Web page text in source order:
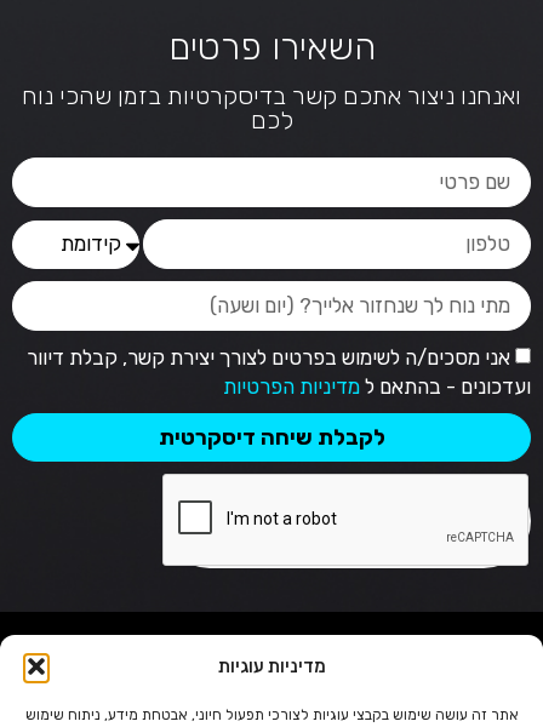
מדיניות עוגיות
אתר זה עושה שימוש בקבצי עוגיות לצורכי תפעול חיוני, אבטחת מידע, ניתוח שימוש
השאירו פרטים
ואנחנו ניצור אתכם קשר בדיסקרטיות בזמן שהכי נוח
לכם
אני מסכים/ה לשימוש בפרטים לצורך יצירת קשר, קבלת דיוור
ועדכונים - בהתאם ל מדיניות הפרטיות
לקבלת שיחה דיסקרטית
TIRAM
050-3828808